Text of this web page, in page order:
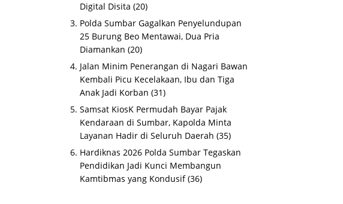
Digital Disita (20)
Polda Sumbar Gagalkan Penyelundupan
25 Burung Beo Mentawai, Dua Pria
Diamankan (20)
Jalan Minim Penerangan di Nagari Bawan
Kembali Picu Kecelakaan, Ibu dan Tiga
Anak Jadi Korban (31)
Samsat KiosK Permudah Bayar Pajak
Kendaraan di Sumbar, Kapolda Minta
Layanan Hadir di Seluruh Daerah (35)
Hardiknas 2026 Polda Sumbar Tegaskan
Pendidikan Jadi Kunci Membangun
Kamtibmas yang Kondusif (36)